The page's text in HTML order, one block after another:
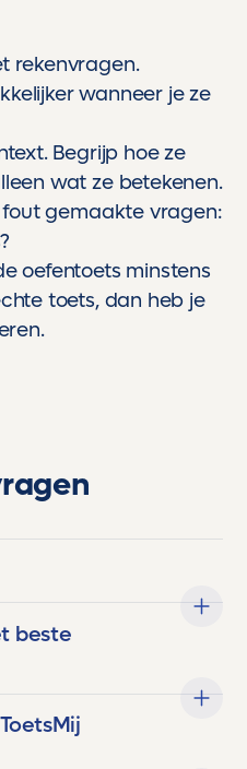
rekenvragen.
wanneer je ze
Begrijp hoe ze
wat ze betekenen.
gemaakte vragen:
oefentoets minstens
toets, dan heb je
beste